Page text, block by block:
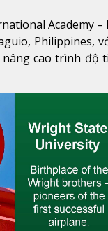
Academy
Philippines,
cao trình độ